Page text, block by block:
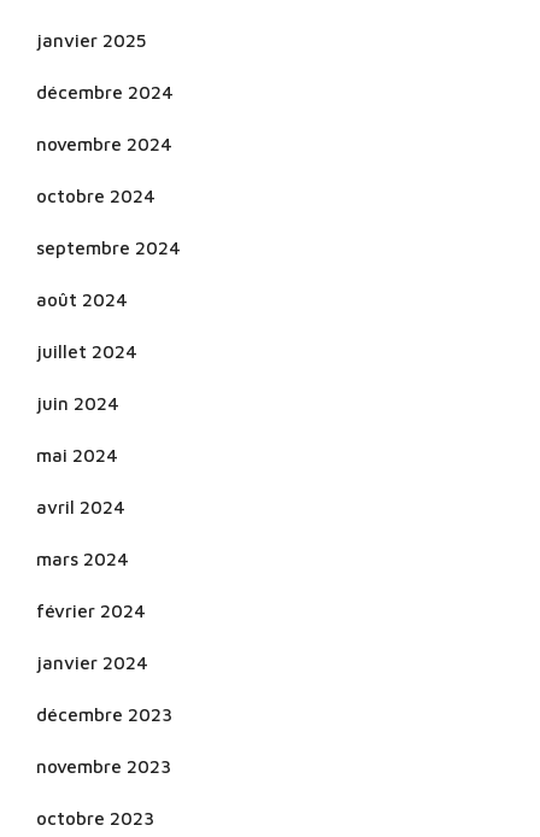
janvier 2025
décembre 2024
novembre 2024
octobre 2024
septembre 2024
août 2024
juillet 2024
juin 2024
mai 2024
avril 2024
mars 2024
février 2024
janvier 2024
décembre 2023
novembre 2023
octobre 2023